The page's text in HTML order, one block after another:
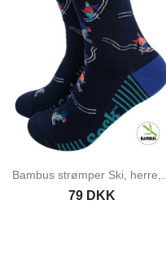
Bambus strømper Ski, herre,...
79 DKK